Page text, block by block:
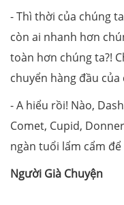
- Thì thời của chúng
còn ai nhanh hơn
toàn hơn chúng ta?!
chuyển hàng đầu
- A hiểu rồi! Nào,
Comet, Cupid,
ngàn tuổi lẩm cẩm
Người Già Chuyện